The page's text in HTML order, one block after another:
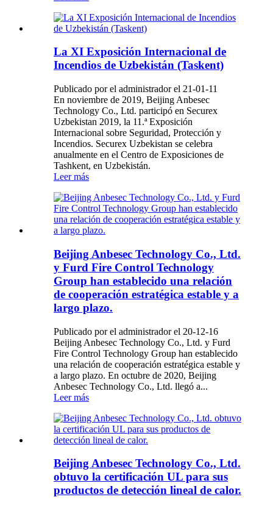
La XI Exposición Internacional de
Incendios de Uzbekistán (Taskent)
Publicado por el administrador el 21-01-11
En noviembre de 2019, Beijing Anbesec
Technology Co., Ltd. participó en Securex
Uzbekistan 2019, la 11.ª Exposición
Internacional sobre Seguridad, Protección y
Incendios. Securex Uzbekistan se celebra
anualmente en el Centro de Exposiciones de
Tashkent, en Uzbekistán.
Leer más
Beijing Anbesec Technology Co., Ltd.
y Furd Fire Control Technology
Group han establecido una relación
de cooperación estratégica estable y a
largo plazo.
Publicado por el administrador el 20-12-16
Beijing Anbesec Technology Co., Ltd. y Furd
Fire Control Technology Group han establecido
una relación de cooperación estratégica estable y
a largo plazo. En octubre de 2020, Beijing
Anbesec Technology Co., Ltd. llegó a...
Leer más
Beijing Anbesec Technology Co., Ltd.
obtuvo la certificación UL para sus
productos de detección lineal de calor.